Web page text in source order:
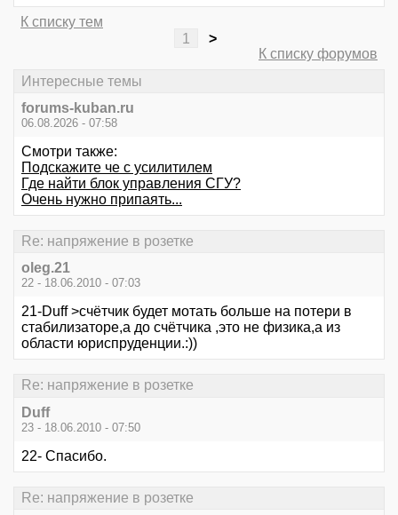
К списку тем
1
>
К списку форумов
Интересные темы
forums-kuban.ru
06.08.2026 - 07:58
Смотри также:
Подскажите че с усилитилем
Где найти блок управления СГУ?
Очень нужно припаять...
Re: напряжение в розетке
oleg.21
22 - 18.06.2010 - 07:03
21-Duff >счётчик будет мотать больше на потери в
стабилизаторе,а до счётчика ,это не физика,а из
области юриспруденции.:))
Re: напряжение в розетке
Duff
23 - 18.06.2010 - 07:50
22- Спасибо.
Re: напряжение в розетке